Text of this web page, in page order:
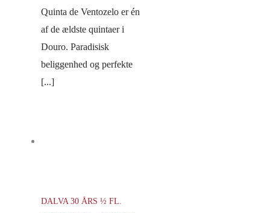
Quinta de Ventozelo er én
af de ældste quintaer i
Douro. Paradisisk
beliggenhed og perfekte
[...]
DALVA 30 ÅRS ½ FL.